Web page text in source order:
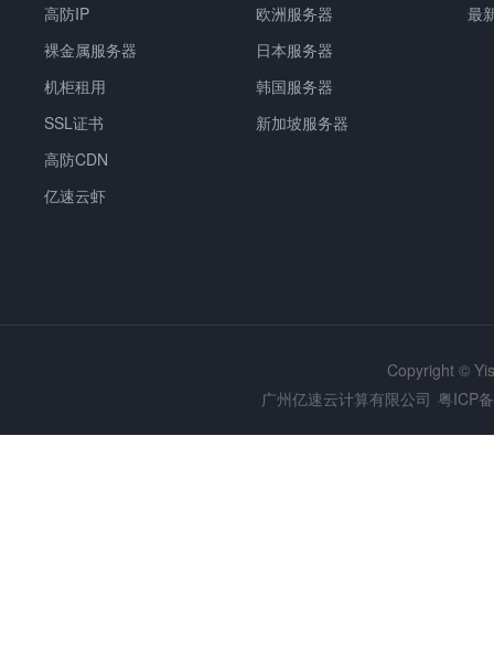
高防IP
裸金属服务器
机柜租用
SSL证书
高防CDN
亿速云虾
欧洲服务器
日本服务器
韩国服务器
新加坡服务器
最
Copyright ©
广州亿速云计算有限公司 粤ICP